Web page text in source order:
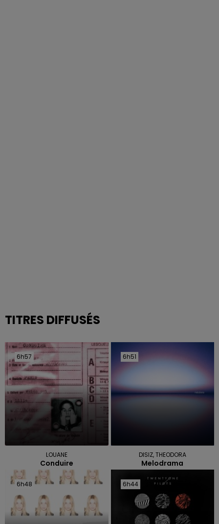
TITRES DIFFUSÉS
6h57
6h57
LOUANE
Conduire
6h51
6h51
DISIZ, THEODORA
Melodrama
6h48
6h48 6h44
6h44